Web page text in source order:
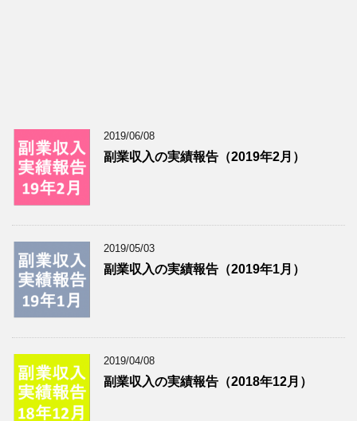
2019/06/08
副業収入の実績報告（2019年2月）
2019/05/03
副業収入の実績報告（2019年1月）
2019/04/08
副業収入の実績報告（2018年12月）